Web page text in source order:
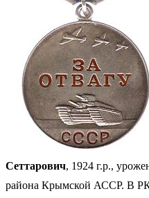
Сеттарович, 1924 г.р.,
района Крымской АССР. В